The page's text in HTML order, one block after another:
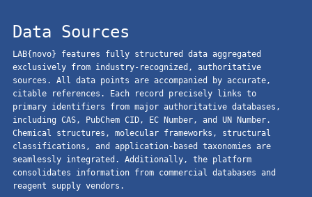
Data Sources
LAB{novo} features fully structured data aggregated
exclusively from industry-recognized, authoritative
sources. All data points are accompanied by accurate,
citable references. Each record precisely links to
primary identifiers from major authoritative databases,
including CAS, PubChem CID, EC Number, and UN Number.
Chemical structures, molecular frameworks, structural
classifications, and application-based taxonomies are
seamlessly integrated. Additionally, the platform
consolidates information from commercial databases and
reagent supply vendors.